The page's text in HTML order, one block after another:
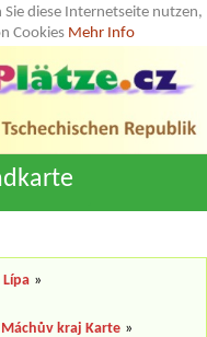
diese Internetseite nutzen,
Cookies Mehr Info
Lípa »
Máchův kraj Karte »